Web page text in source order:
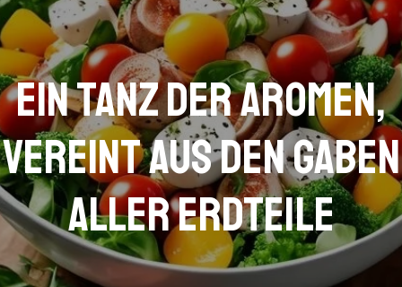
Ein Tanz der Aromen,
vereint aus den Gaben
aller Erdteile